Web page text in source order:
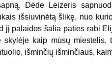
Dėde Leizeris
išsiuvinėtą šlikę, nuo
jį palaidos šalia paties rabi
skylėje kaip mūsų
išminčių išminčiaus,